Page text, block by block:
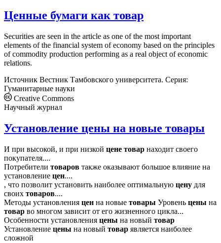
Ценные бумаги как товар
Securities are seen in the article as one of the most important
elements of the financial system of economy based on the principles
of commodity production performing as a real object of economic
relations.
Источник Вестник Тамбовского университета. Серия:
Гуманитарные науки
Creative Commons
Научный журнал
Установление цены на новые товары
И при высокой, и при низкой цене товар находит своего
покупателя....
Потребители товаров также оказывают большое влияние на
установление цен....
, что позволит установить наиболее оптимальную цену для
своих товаров....
Методы установления цен на новые товары Уровень цены на
товар во многом зависит от его жизненного цикла...
Особенности установления цены на новый товар
Установление цены на новый товар является наиболее
сложной